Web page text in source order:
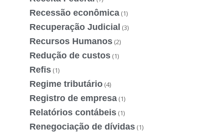
Recessão econômica (1)
Recuperação Judicial (3)
Recursos Humanos (2)
Redução de custos (1)
Refis (1)
Regime tributário (4)
Registro de empresa (1)
Relatórios contábeis (1)
Renegociação de dívidas (1)